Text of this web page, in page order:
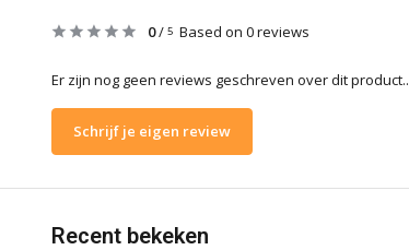
0/ 5 Based on 0 reviews
Er zijn nog geen reviews geschreven over dit product..
Schrijf je eigen review
Recent bekeken